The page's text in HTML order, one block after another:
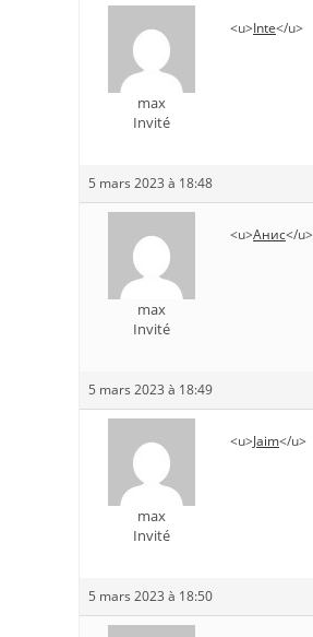
max
Invité
<u>Inte</u>
5 mars 2023 à 18:48
max
Invité
<u>Анис</u>
5 mars 2023 à 18:49
max
Invité
<u>Jaim</u>
5 mars 2023 à 18:50